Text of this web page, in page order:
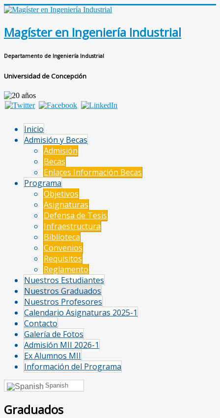
Magíster en Ingeniería Industrial
Departamento de Ingeniería Industrial
Universidad de Concepción
Inicio
Admisión y Becas
Admisión
Becas
Enlaces Información Becas
Programa
Objetivos
Asignaturas
Defensa de Tesis
Infraestructura
Biblioteca
Convenios
Requisitos
Reglamento
Nuestros Estudiantes
Nuestros Graduados
Nuestros Profesores
Calendario Asignaturas 2025-1
Contacto
Galería de Fotos
Admisión MII 2026-1
Ex Alumnos MII
Información del Programa
Spanish
Graduados